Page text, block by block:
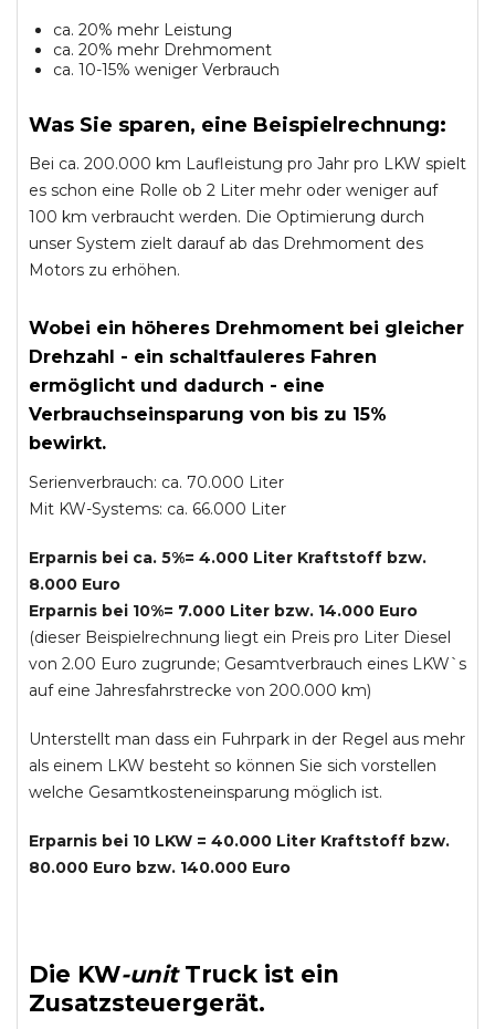
ca. 20% mehr Leistung
ca. 20% mehr Drehmoment
ca. 10-15% weniger Verbrauch
Was Sie sparen, eine Beispielrechnung:
Bei ca. 200.000 km Laufleistung pro Jahr pro LKW spielt
es schon eine Rolle ob 2 Liter mehr oder weniger auf
100 km verbraucht werden. Die Optimierung durch
unser System zielt darauf ab das Drehmoment des
Motors zu erhöhen.
Wobei ein höheres Drehmoment bei gleicher
Drehzahl - ein schaltfauleres Fahren
ermöglicht und dadurch - eine
Verbrauchseinsparung von bis zu 15%
bewirkt.
Serienverbrauch: ca. 70.000 Liter
Mit KW-Systems: ca. 66.000 Liter
Erparnis bei ca. 5%= 4.000 Liter Kraftstoff bzw.
8.000 Euro
Erparnis bei 10%= 7.000 Liter bzw. 14.000 Euro
(dieser Beispielrechnung liegt ein Preis pro Liter Diesel
von 2.00 Euro zugrunde; Gesamtverbrauch eines LKW`s
auf eine Jahresfahrstrecke von 200.000 km)
Unterstellt man dass ein Fuhrpark in der Regel aus mehr
als einem LKW besteht so können Sie sich vorstellen
welche Gesamtkosteneinsparung möglich ist.
Erparnis bei 10 LKW = 40.000 Liter Kraftstoff bzw.
80.000 Euro bzw. 140.000 Euro
Die KW-unit Truckist ein
Zusatzsteuergerät.